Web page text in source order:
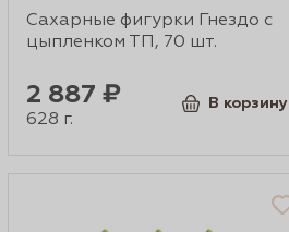
Сахарные фигурки Гнездо с
цыпленком ТП, 70 шт.
2 887 ₽
628 г.
В корзину